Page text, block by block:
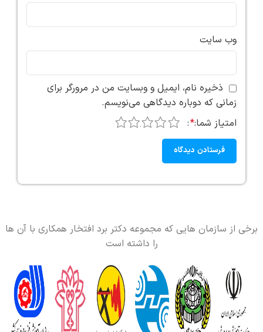
وب‌ سایت
ذخیره نام، ایمیل و وبسایت من در مرورگر برای
زمانی که دوباره دیدگاهی می‌نویسم.
امتیاز شما:*
5 4 3 2
برخی از سازمان هایی که مجموعه دکتر برد افتخار همکاری با آن ها
را داشته است